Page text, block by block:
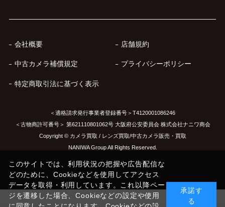
会社概要 店舗規約
中古カメラ補償規定 プライバシーポリシー
特定商取引法に基づく表示
＜適格請求発行事業者登録番号＞T4120001086246
＜古物商許可番号＞ 第621110801062号 大阪府公安委員会 株式会社ナニワ商会
Copyright © カメラ買取 / レンズ買取/中古カメラ販売・買取
NANIWA Group All Rights Reserved.
このサイトでは、利用状況の把握や広告配信な
どのために、Cookieなどを使用してアクセス
データを取得・利用しています。これ以降ペー
ジを遷移した場合、Cookieなどの設定や使用
承諾す
る